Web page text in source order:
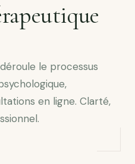
le processus
en ligne. Clarté,